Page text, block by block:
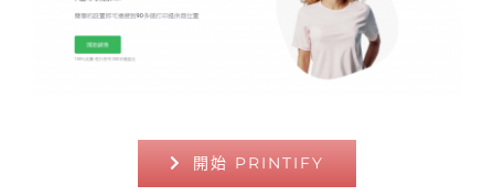
開始 PRINTIFY